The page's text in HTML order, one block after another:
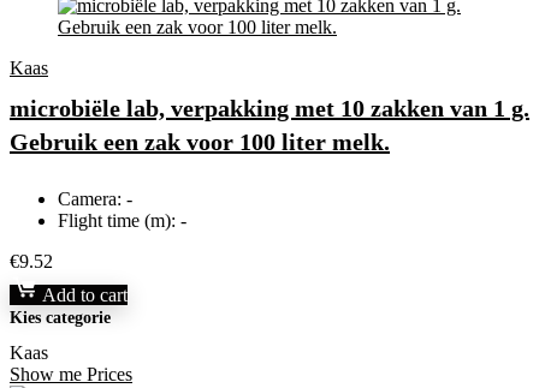
Kaas
microbiële lab, verpakking met 10 zakken van 1 g.
Gebruik een zak voor 100 liter melk.
Camera: -
Flight time (m): -
€9.52
Add to cart
Kies categorie
Kaas
Show me Prices